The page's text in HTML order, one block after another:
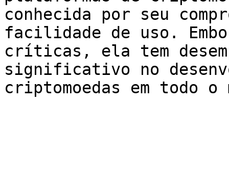
conhecida por seu
facilidade de uso.
críticas, ela tem
significativo no